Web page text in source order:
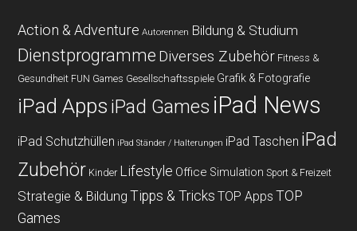
Action & Adventure Autorennen Bildung & Studium
Dienstprogramme Diverses Zubehör Fitness &
Gesundheit FUN Games Gesellschaftsspiele Grafik & Fotografie
iPad Apps iPad Games iPad News
iPad Schutzhüllen iPad Ständer / Halterungen iPad Taschen iPad
Zubehör Kinder Lifestyle Office Simulation Sport & Freizeit
Strategie & Bildung Tipps & Tricks TOP Apps TOP
Games